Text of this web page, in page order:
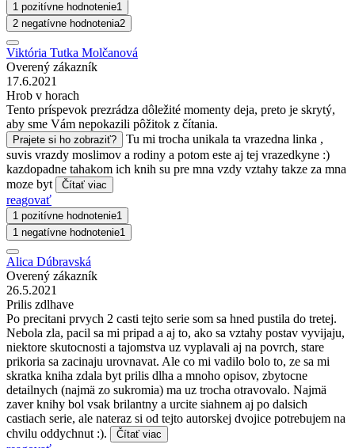
1 pozitívne hodnotenie1
2 negatívne hodnotenia2
Viktória Tutka Molčanová
Overený zákazník
17.6.2021
Hrob v horach
Tento príspevok prezrádza dôležité momenty deja, preto je skrytý,
aby sme Vám nepokazili pôžitok z čítania.
Prajete si ho zobraziť?
Tu mi trocha unikala ta vrazedna linka ,
suvis vrazdy moslimov a rodiny a potom este aj tej vrazedkyne :)
kazdopadne tahakom ich knih su pre mna vzdy vztahy takze za mna
moze byt
Čítať viac
reagovať
1 pozitívne hodnotenie1
1 negatívne hodnotenie1
Alica Dúbravská
Overený zákazník
26.5.2021
Prilis zdlhave
Po precitani prvych 2 casti tejto serie som sa hned pustila do tretej.
Nebola zla, pacil sa mi pripad a aj to, ako sa vztahy postav vyvijaju,
niektore skutocnosti a tajomstva uz vyplavali aj na povrch, stare
prikoria sa zacinaju urovnavat. Ale co mi vadilo bolo to, ze sa mi
skratka kniha zdala byt prilis dlha a mnoho opisov, zbytocne
detailnych (najmä zo sukromia) ma uz trocha otravovalo. Najmä
zaver knihy bol vsak brilantny a urcite siahnem aj po dalsich
castiach serie, ale nateraz si od tejto autorskej dvojice potrebujem na
chvilu oddychnut :).
Čítať viac